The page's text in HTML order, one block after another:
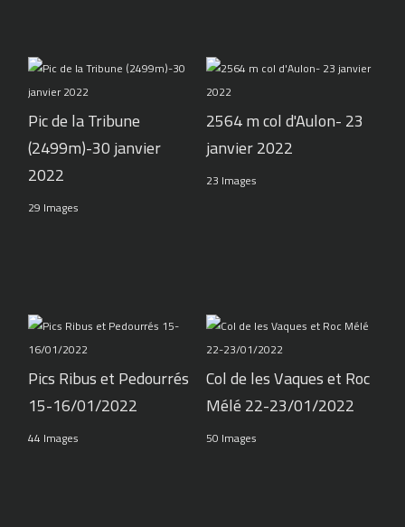
Pic de la Tribune
(2499m)-30 janvier
2022
29 Images
2564 m col d'Aulon- 23
janvier 2022
23 Images
Pics Ribus et Pedourrés
15-16/01/2022
44 Images
Col de les Vaques et Roc
Mélé 22-23/01/2022
50 Images